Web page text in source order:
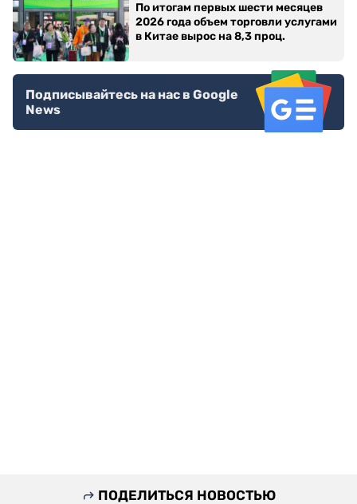
По итогам первых шести месяцев
2026 года объем торговли услугами
в Китае вырос на 8,3 проц.
Подписывайтесь на нас в Google
News
ПОДЕЛИТЬСЯ НОВОСТЬЮ